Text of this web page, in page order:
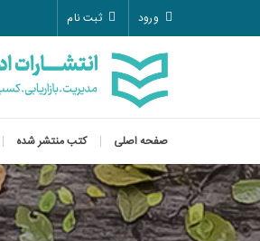
ورود ثبت نام
صفحه اصلی کتب منتشر شده